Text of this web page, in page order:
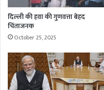
दिल्ली की हवा की गुणवत्ता बेहद
चिंताजनक
October 25, 2025